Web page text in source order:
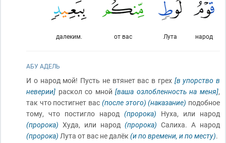
народ
Лута
от вас
далеким.
АБУ АДЕЛЬ
И о народ мой! Пусть не втянет вас в грех [в упорство в
неверии] раскол со мной[ваша озлобленность на меня],
так что постигнет вас (после этого) (наказание) подобное
тому, что постигло народ (пророка) Нуха, или народ
(пророка) Худа, или народ (пророка) Салиха. А народ
(пророка) Лута от вас не далёк (и по времени, и по месту).